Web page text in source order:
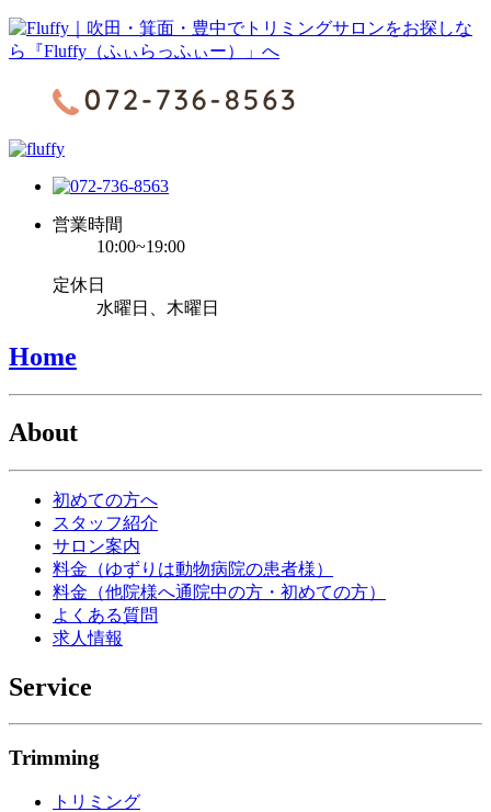
営業時間
10:00~19:00
定休日
水曜日、木曜日
Home
About
初めての方へ
スタッフ紹介
サロン案内
料金（ゆずりは動物病院の患者様）
料金（他院様へ通院中の方・初めての方）
よくある質問
求人情報
Service
Trimming
トリミング